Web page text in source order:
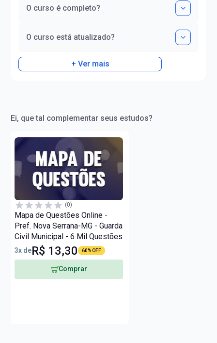
O curso é completo?
O curso está atualizado?
+ Ver mais
Ei, que tal complementar seus estudos?
(0)
Mapa de Questões Online -
Pref. Nova Serrana-MG - Guarda
Civil Municipal - 6 Mil Questões
3x deR$ 13,30 60% OFF
Comprar